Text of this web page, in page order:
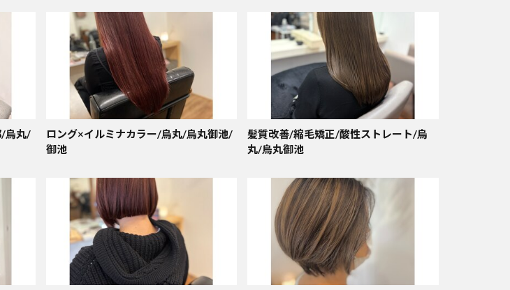
/烏丸/
ロング×イルミナカラー/烏丸/烏丸御池/
御池
髪質改善/縮毛矯正/酸性ストレート/烏
丸/烏丸御池